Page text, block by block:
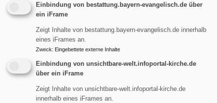
Wer mag dabei sein. Die Nachfrage ist willkommen.
Einfach in den Pfarrämtern melden.
Ehrenamt
Hauptnavigation
Gottesdienste
Fußbereichsmenü
Impressum
Einbindung von bestattung.bayern-evangelisch.de über
ein iFrame
Zeigt Inhalte von bestattung.bayern-evangelisch.de innerhalb
eines iFrames an.
Zweck: Eingebettete externe Inhalte
Einbindung von unsichtbare-welt.infoportal-kirche.de
über ein iFrame
Zeigt Inhalte von unsichtbare-welt.infoportal-kirche.de
innerhalb eines iFrames an.